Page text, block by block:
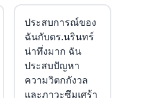
ประสบการณ์ของ
ฉันกับดร.นรินทร์
น่าทึ่งมาก ฉัน
ประสบปัญหา
ความวิตกกังวล
และภาวะซึมเศร้า